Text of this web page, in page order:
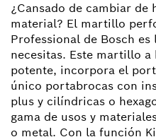
¿Cansado de cambiar de
material? El martillo
Professional de Bosch
necesitas. Este martillo
potente, incorpora el
único portabrocas con
plus y cilíndricas o
gama de usos y
o metal. Con la función